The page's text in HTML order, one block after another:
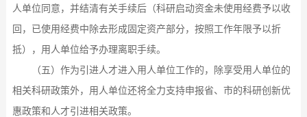
人单位同意，并结清有关手续后（科研启动资金未使用经费予以收
回，已使用经费中除去形成固定资产部分，按照工作年限予以折
抵），用人单位给予办理离职手续。
（五）作为引进人才进入用人单位工作的，除享受用人单位的
相关科研政策外，用人单位还将全力支持申报省、市的科研创新优
惠政策和人才引进相关政策。